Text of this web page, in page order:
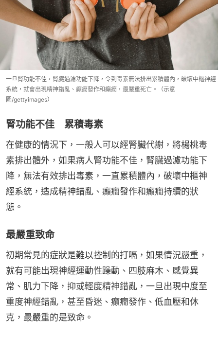
一旦腎功能不佳，腎臟過濾功能下降，令到毒素無法排出累積體內，破壞中樞神經
系統，就會出現精神錯亂、癲癇發作和癲癇，最嚴重死亡。（示意
圖/gettyimages）
腎功能不佳 累積毒素
在健康的情況下，一般人可以經腎臟代謝，將楊桃毒
素排出體外，如果病人腎功能不佳，腎臟過濾功能下
降，無法有效排出毒素，一直累積體內，破壞中樞神
經系統，造成精神錯亂、癲癇發作和癲癇持續的狀
態。
最嚴重致命
初期常見的症狀是難以控制的打嗝，如果情況嚴重，
就有可能出現神經運動性躁動、四肢麻木、感覺異
常、肌力下降，抑或輕度精神錯亂，一旦出現中度至
重度神經錯亂，甚至昏迷、癲癇發作、低血壓和休
克，最嚴重的是致命。